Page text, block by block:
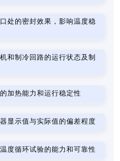
处的密封效果，影响温度稳
和制冷回路的运行状态及制
加热能力和运行稳定性
显示值与实际值的偏差程度
度循环试验的能力和可靠性